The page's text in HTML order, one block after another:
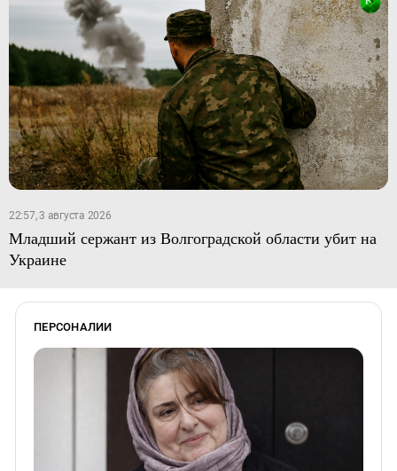
22:57, 3 августа 2026
Младший сержант из Волгоградской области убит на
Украине
ПЕРСОНАЛИИ